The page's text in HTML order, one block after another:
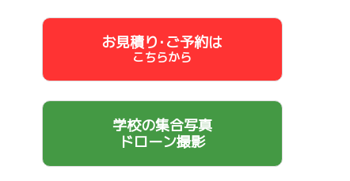
お見積り･ご予約は
こちらから
学校の集合写真
ドローン撮影